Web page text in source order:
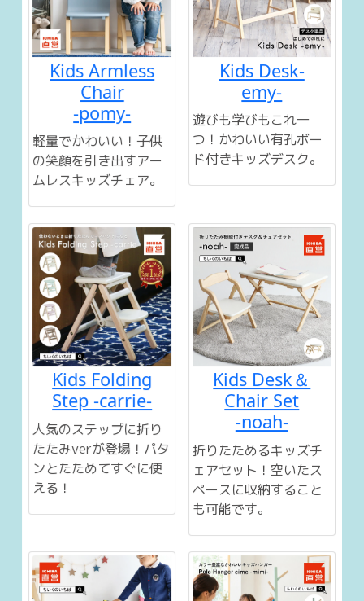
Kids Armless
Chair
-pomy-
軽量でかわいい！子供
の笑顔を引き出すアー
ムレスキッズチェア。
Kids Desk-
emy-
遊びも学びもこれ一
つ！かわいい有孔ボー
ド付きキッズデスク。
Kids Folding
Step -carrie-
人気のステップに折り
たたみverが登場！パタ
ンとたためてすぐに使
える！
Kids Desk＆
Chair Set
-noah-
折りたためるキッズチ
ェアセット！空いたス
ペースに収納すること
も可能です。